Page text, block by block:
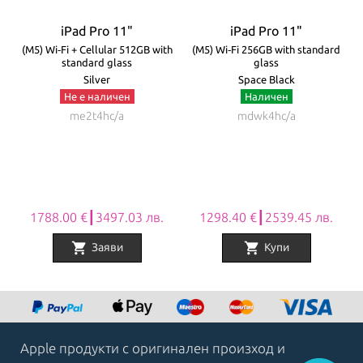
iPad Pro 11"
(M5) Wi‑Fi + Cellular 512GB with
standard glass
Silver
Не е наличен
me2t4hc/a
1788.00 €┃3497.03 лв.
shopping_cart Заяви
iPad Pro 11"
(M5) Wi‑Fi 256GB with standard
glass
Space Black
Наличен
mdwk4hc/a
1298.40 €┃2539.45 лв.
shopping_cart Купи
8
Apple продукти с оригинален произход и